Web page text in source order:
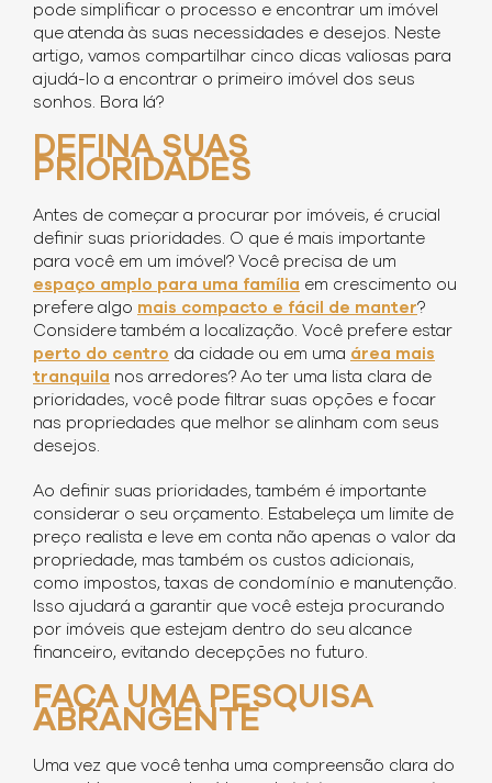
pode simplificar o processo e encontrar um imóvel
que atenda às suas necessidades e desejos. Neste
artigo, vamos compartilhar cinco dicas valiosas para
ajudá-lo a encontrar o primeiro imóvel dos seus
sonhos. Bora lá?
DEFINA SUAS
PRIORIDADES
Antes de começar a procurar por imóveis, é crucial
definir suas prioridades. O que é mais importante
para você em um imóvel? Você precisa de um
espaço amplo para uma família em crescimento ou
prefere algo mais compacto e fácil de manter?
Considere também a localização. Você prefere estar
perto do centro da cidade ou em uma área mais
tranquila nos arredores? Ao ter uma lista clara de
prioridades, você pode filtrar suas opções e focar
nas propriedades que melhor se alinham com seus
desejos.
Ao definir suas prioridades, também é importante
considerar o seu orçamento. Estabeleça um limite de
preço realista e leve em conta não apenas o valor da
propriedade, mas também os custos adicionais,
como impostos, taxas de condomínio e manutenção.
Isso ajudará a garantir que você esteja procurando
por imóveis que estejam dentro do seu alcance
financeiro, evitando decepções no futuro.
FAÇA UMA PESQUISA
ABRANGENTE
Uma vez que você tenha uma compreensão clara do